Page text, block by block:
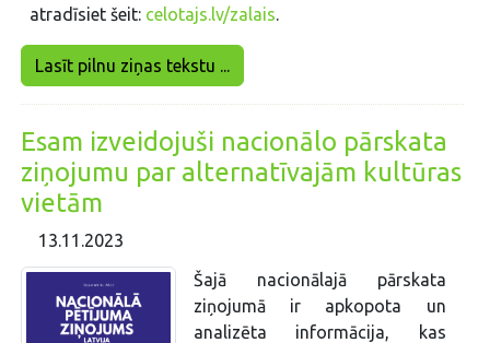
atradīsiet šeit: celotajs.lv/zalais.
Lasīt pilnu ziņas tekstu ...
Esam izveidojuši nacionālo pārskata
ziņojumu par alternatīvajām kultūras
vietām
13.11.2023
Šajā nacionālajā pārskata
ziņojumā ir apkopota un
analizēta informācija, kas